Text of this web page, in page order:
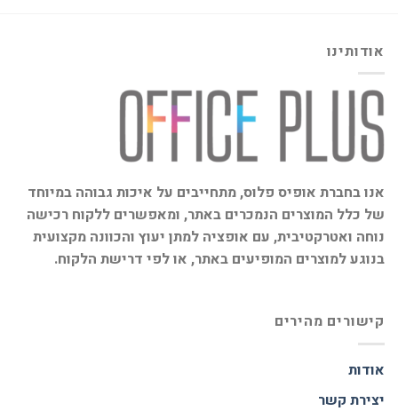
אודותינו
אנו בחברת אופיס פלוס, מתחייבים על איכות גבוהה במיוחד
של כלל המוצרים הנמכרים באתר, ומאפשרים ללקוח רכישה
נוחה ואטרקטיבית, עם אופציה למתן יעוץ והכוונה מקצועית
בנוגע למוצרים המופיעים באתר, או לפי דרישת הלקוח.
קישורים מהירים
אודות
יצירת קשר